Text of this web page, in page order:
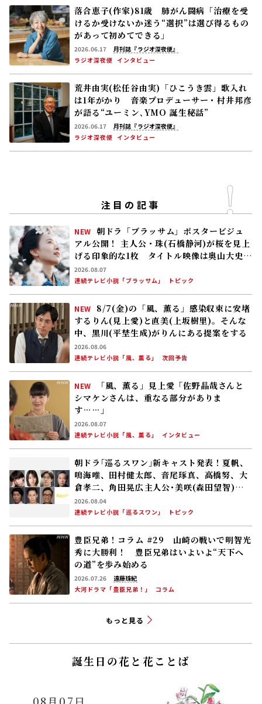
荒井由実(松任谷由実)「ひこうき雲」歌入れ
は1年がかり 音楽プロデューサー・村井邦彦
が語る“ユーミン､YMO 誕生秘話”
2026.06.17
月刊誌『ラジオ深夜便』
ラジオ深夜便 インタビュー
注目の記事
NEW 朝ドラ「ブラッサム」ポスタービジュ
督、語りは三條雅幸アナ 2026年度後期放
連続テレビ小説「ブラッサム」
NEW 8/7(金)の「風、薫る」感染収束に安堵
するりん(見上愛)と直美(上坂樹里)。そんな
中、黒川(平埜生成)がりんにある提案をする
2026.08.06
連続テレビ小説「風、薫る」
次回予告
NEW
「風、薫る」見上愛「佐野晶哉さんと
シマケンさんは、重なる部分がありま
す……」
2026.08.07
連続テレビ小説「風、薫る」
インタビュー
朝ドラ｢巡るスワン｣新キャスト発表！夏帆、
鳴海唯、田村健太郎、音尾琢真、高橋努、大
倉孝二、角田晃広――主人公･美咲(森田望智)が
2026.08.04
連続テレビ小説「巡るスワン」
トピック
豊臣兄弟！コラム #29 山崎の戦いで明智光
秀に大勝利！ 豊臣兄弟はいよいよ“天下へ
の道”を歩み始める
2026.07.26
大河ドラマ「豊臣兄弟！」
コラム
もっと見る
誕生日の花と花ことば
カノコユリ